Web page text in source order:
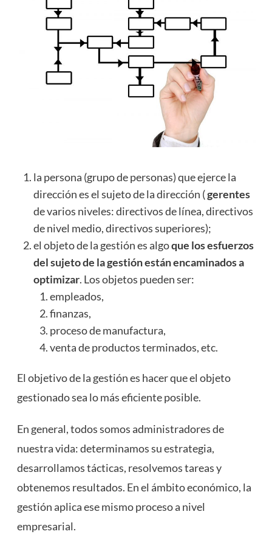
la persona (grupo de personas) que ejerce la
dirección es el sujeto de la dirección (gerentes
de varios niveles: directivos de línea, directivos
de nivel medio, directivos superiores);
el objeto de la gestión es algoque los esfuerzos
del sujeto de la gestión están encaminados a
optimizar. Los objetos pueden ser:
empleados,
finanzas,
proceso de manufactura,
venta de productos terminados, etc.
El objetivo de la gestión es hacer que el objeto
gestionado sea lo más eficiente posible.
En general, todos somos administradores de
nuestra vida: determinamos su estrategia,
desarrollamos tácticas, resolvemos tareas y
obtenemos resultados. En el ámbito económico, la
gestión aplica ese mismo proceso a nivel
empresarial.